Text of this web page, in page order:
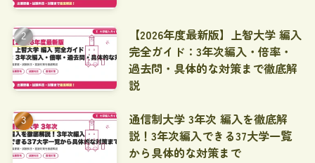
【2026年度最新版】上智大学 編入
完全ガイド：3年次編入・倍率・
過去問・具体的な対策まで徹底解
説
通信制大学 3年次 編入を徹底解
説！3年次編入できる37大学一覧
から具体的な対策まで